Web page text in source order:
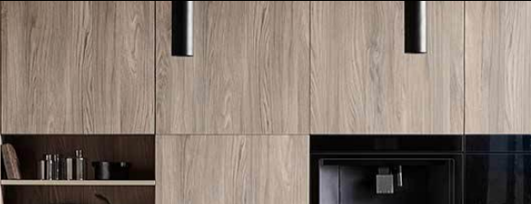
לייעוץ מקצועי והצעת מחיר: 072-2160644
SUB-ZERO
WOLF
V-ZUG
BORA
FLAMMKRAFT